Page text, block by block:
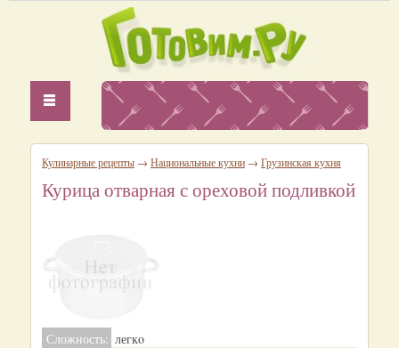
Кулинарные рецепты → Национальные кухни → Грузинская кухня
Курица отварная с ореховой подливкой
Сложность: легкo